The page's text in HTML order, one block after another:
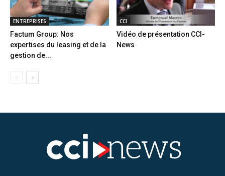
ENTREPRISES
Factum Group: Nos
expertises du leasing et de la
gestion de...
CCI
Vidéo de présentation CCI-
News